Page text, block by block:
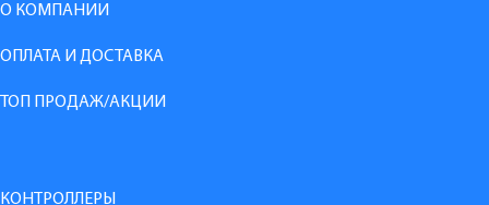
О КОМПАНИИ
ОПЛАТА И ДОСТАВКА
ТОП ПРОДАЖ/АКЦИИ
КОНТРОЛЛЕРЫ